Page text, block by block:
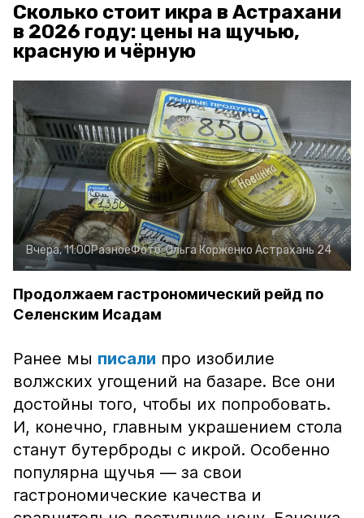
Сколько стоит икра в Астрахани
в 2026 году: цены на щучью,
красную и чёрную
Вчера, 11:00РазноеФото:Ольга Корженко Астрахань 24
Продолжаем гастрономический рейд по
Селенским Исадам
Ранее мы писали про изобилие
волжских угощений на базаре. Все они
достойны того, чтобы их попробовать.
И, конечно, главным украшением стола
станут бутерброды с икрой. Особенно
популярна щучья — за свои
гастрономические качества и